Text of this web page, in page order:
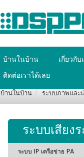
บ้านในบ้าน เกี่ยวกับ
ติดต่อเราได้เลย
บ้านในบ้าน ระบบภาพและ
ระบบเสียง
ระบบ IP เครือข่าย PA